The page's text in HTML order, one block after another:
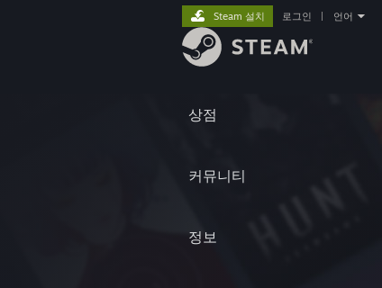
상점
커뮤니티
정보
Steam 설치 로그인 언어